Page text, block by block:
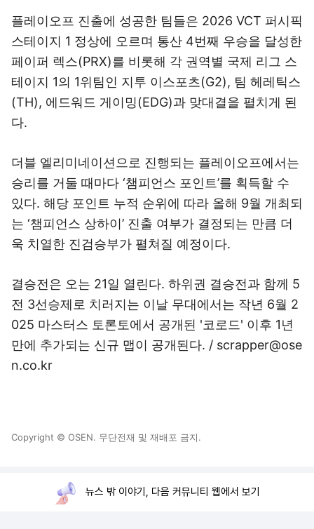
플레이오프 진출에 성공한 팀들은 2026 VCT 퍼시픽
스테이지 1 정상에 오르며 통산 4번째 우승을 달성한
페이퍼 렉스(PRX)를 비롯해 각 권역별 국제 리그 스
테이지 1의 1위팀인 지투 이스포츠(G2), 팀 헤레틱스
(TH), 에드워드 게이밍(EDG)과 맞대결을 펼치게 된
다.
더블 엘리미네이션으로 진행되는 플레이오프에서는
승리를 거둘 때마다 ‘챔피언스 포인트’를 획득할 수
있다. 해당 포인트 누적 순위에 따라 올해 9월 개최되
는 ‘챔피언스 상하이’ 진출 여부가 결정되는 만큼 더
욱 치열한 진검승부가 펼쳐질 예정이다.
결승전은 오는 21일 열린다. 하위권 결승전과 함께 5
전 3선승제로 치러지는 이날 무대에서는 작년 6월 2
025 마스터스 토론토에서 공개된 '코로드' 이후 1년
만에 추가되는 신규 맵이 공개된다. / scrapper@ose
n.co.kr
Copyright © OSEN. 무단전재 및 재배포 금지.
뉴스 밖 이야기, 다음 커뮤니티 웹에서 보기